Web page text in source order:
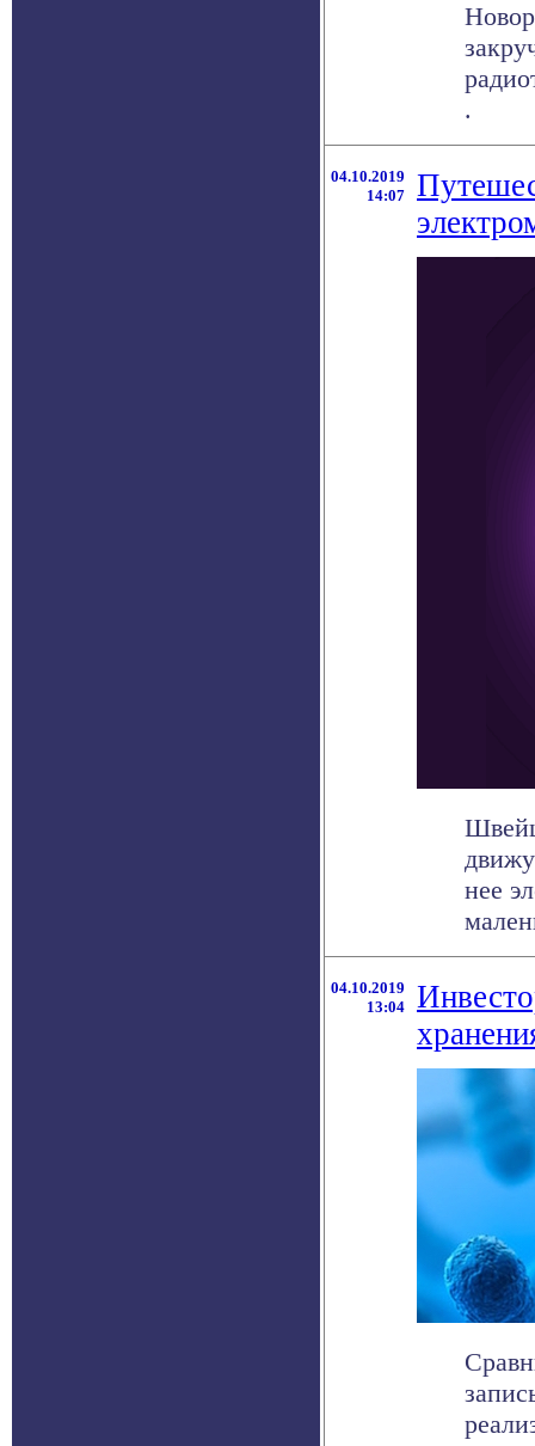
.
04.10.2019
14:07
нее
04.10.2019
13:04